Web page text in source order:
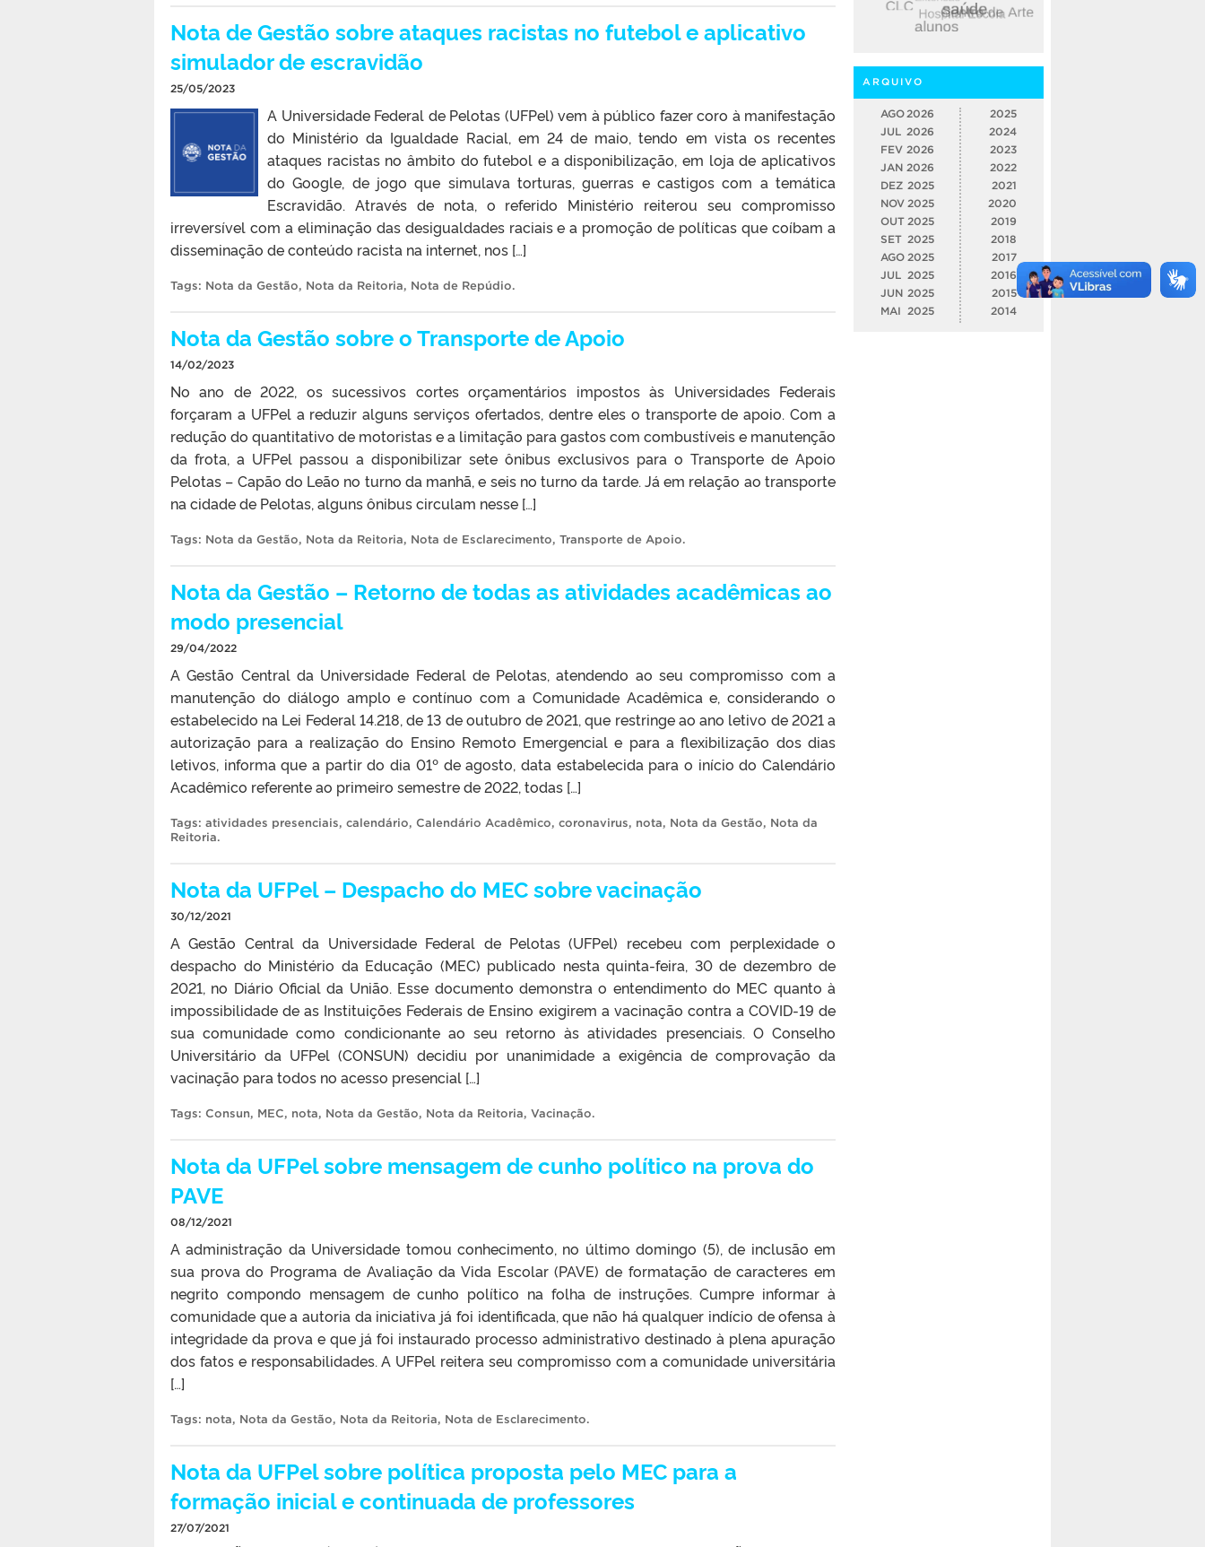
Nota de Gestão sobre ataques racistas no futebol e aplicativo
simulador de escravidão
25/05/2023
A Universidade Federal de Pelotas (UFPel) vem à público fazer coro à manifestação
do Ministério da Igualdade Racial, em 24 de maio, tendo em vista os recentes
ataques racistas no âmbito do futebol e a disponibilização, em loja de aplicativos
do Google, de jogo que simulava torturas, guerras e castigos com a temática
Escravidão. Através de nota, o referido Ministério reiterou seu compromisso
irreversível com a eliminação das desigualdades raciais e a promoção de políticas que coíbam a
disseminação de conteúdo racista na internet, nos […]
Tags: Nota da Gestão, Nota da Reitoria, Nota de Repúdio.
Nota da Gestão sobre o Transporte de Apoio
14/02/2023
No ano de 2022, os sucessivos cortes orçamentários impostos às Universidades Federais
forçaram a UFPel a reduzir alguns serviços ofertados, dentre eles o transporte de apoio. Com a
redução do quantitativo de motoristas e a limitação para gastos com combustíveis e manutenção
da frota, a UFPel passou a disponibilizar sete ônibus exclusivos para o Transporte de Apoio
Pelotas – Capão do Leão no turno da manhã, e seis no turno da tarde. Já em relação ao transporte
na cidade de Pelotas, alguns ônibus circulam nesse […]
Tags: Nota da Gestão, Nota da Reitoria, Nota de Esclarecimento, Transporte de Apoio.
Nota da Gestão – Retorno de todas as atividades acadêmicas ao
modo presencial
29/04/2022
A Gestão Central da Universidade Federal de Pelotas, atendendo ao seu compromisso com a
manutenção do diálogo amplo e contínuo com a Comunidade Acadêmica e, considerando o
estabelecido na Lei Federal 14.218, de 13 de outubro de 2021, que restringe ao ano letivo de 2021 a
autorização para a realização do Ensino Remoto Emergencial e para a flexibilização dos dias
letivos, informa que a partir do dia 01º de agosto, data estabelecida para o início do Calendário
Acadêmico referente ao primeiro semestre de 2022, todas […]
Tags: atividades presenciais, calendário, Calendário Acadêmico, coronavirus, nota, Nota da Gestão, Nota da
Reitoria.
Nota da UFPel – Despacho do MEC sobre vacinação
30/12/2021
A Gestão Central da Universidade Federal de Pelotas (UFPel) recebeu com perplexidade o
despacho do Ministério da Educação (MEC) publicado nesta quinta-feira, 30 de dezembro de
2021, no Diário Oficial da União. Esse documento demonstra o entendimento do MEC quanto à
impossibilidade de as Instituições Federais de Ensino exigirem a vacinação contra a COVID-19 de
sua comunidade como condicionante ao seu retorno às atividades presenciais. O Conselho
Universitário da UFPel (CONSUN) decidiu por unanimidade a exigência de comprovação da
vacinação para todos no acesso presencial […]
Tags: Consun, MEC, nota, Nota da Gestão, Nota da Reitoria, Vacinação.
Nota da UFPel sobre mensagem de cunho político na prova do
PAVE
08/12/2021
A administração da Universidade tomou conhecimento, no último domingo (5), de inclusão em
sua prova do Programa de Avaliação da Vida Escolar (PAVE) de formatação de caracteres em
negrito compondo mensagem de cunho político na folha de instruções. Cumpre informar à
comunidade que a autoria da iniciativa já foi identificada, que não há qualquer indício de ofensa à
integridade da prova e que já foi instaurado processo administrativo destinado à plena apuração
dos fatos e responsabilidades. A UFPel reitera seu compromisso com a comunidade universitária
[…]
Tags: nota, Nota da Gestão, Nota da Reitoria, Nota de Esclarecimento.
Nota da UFPel sobre política proposta pelo MEC para a
formação inicial e continuada de professores
27/07/2021
ARQUIVO
AGO 2026
JUL 2026
FEV 2026
JAN 2026
DEZ 2025
NOV 2025
OUT 2025
SET 2025
AGO 2025
JUL
2025
JUN 2025
MAI
2025
2025
2024
2023
2022
2021
2020
2019
2018
2017
2016
2015
2014